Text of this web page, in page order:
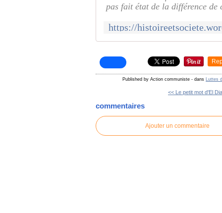
pas fait état de la différence
Published by Action communiste - dans Luttes
<< Le petit mot d'El
commentaires
Ajouter un commentaire